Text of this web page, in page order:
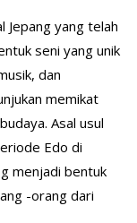
Jepang yang telah
seni yang unik
dan
memikat
Asal usul
Edo di
menjadi bentuk
-orang dari